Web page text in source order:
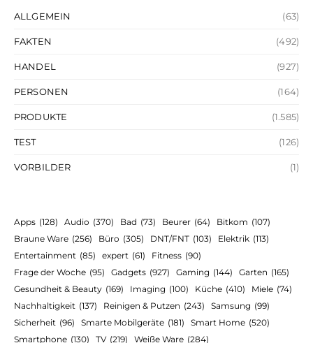
ALLGEMEIN (63)
FAKTEN (492)
HANDEL (927)
PERSONEN (164)
PRODUKTE (1.585)
TEST (126)
VORBILDER (1)
Apps (128) Audio (370) Bad (73) Beurer (64) Bitkom (107)
Braune Ware (256) Büro (305) DNT/FNT (103) Elektrik (113)
Entertainment (85) expert (61) Fitness (90)
Frage der Woche (95) Gadgets (927) Gaming (144) Garten (165)
Gesundheit & Beauty (169) Imaging (100) Küche (410) Miele (74)
Nachhaltigkeit (137) Reinigen & Putzen (243) Samsung (99)
Sicherheit (96) Smarte Mobilgeräte (181) Smart Home (520)
Smartphone (130) TV (219) Weiße Ware (284)